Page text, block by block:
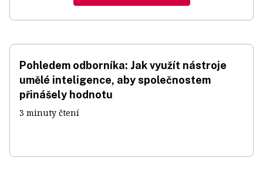
Pohledem odborníka: Jak využít nástroje
umělé inteligence, aby společnostem
přinášely hodnotu
3 minuty čtení